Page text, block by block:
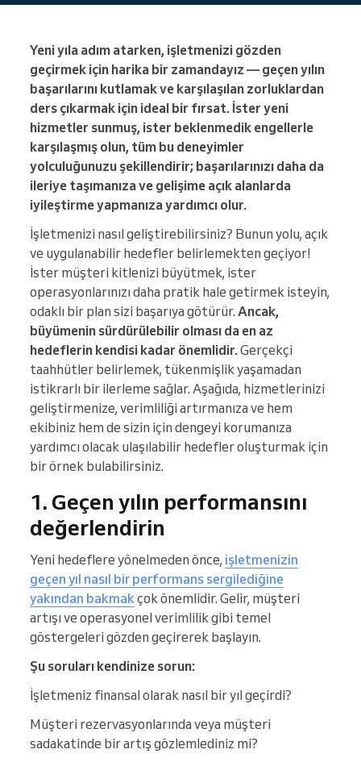
Yeni yıla adım atarken, işletmenizi gözden
geçirmek için harika bir zamandayız — geçen yılın
başarılarını kutlamak ve karşılaşılan zorluklardan
ders çıkarmak için ideal bir fırsat. İster yeni
hizmetler sunmuş, ister beklenmedik engellerle
karşılaşmış olun, tüm bu deneyimler
yolculuğunuzu şekillendirir; başarılarınızı daha da
ileriye taşımanıza ve gelişime açık alanlarda
iyileştirme yapmanıza yardımcı olur.
İşletmenizi nasıl geliştirebilirsiniz? Bunun yolu, açık
ve uygulanabilir hedefler belirlemekten geçiyor!
İster müşteri kitlenizi büyütmek, ister
operasyonlarınızı daha pratik hale getirmek isteyin,
odaklı bir plan sizi başarıya götürür. Ancak,
büyümenin sürdürülebilir olması da en az
hedeflerin kendisi kadar önemlidir.Gerçekçi
taahhütler belirlemek, tükenmişlik yaşamadan
istikrarlı bir ilerleme sağlar. Aşağıda, hizmetlerinizi
geliştirmenize, verimliliği artırmanıza ve hem
ekibiniz hem de sizin için dengeyi korumanıza
yardımcı olacak ulaşılabilir hedefler oluşturmak için
bir örnek bulabilirsiniz.
1. Geçen yılın performansını
değerlendirin
Yeni hedeflere yönelmeden önce, işletmenizin
geçen yıl nasıl bir performans sergilediğine
yakından bakmakçok önemlidir. Gelir, müşteri
artışı ve operasyonel verimlilik gibi temel
göstergeleri gözden geçirerek başlayın.
Şu soruları kendinize sorun:
İşletmeniz finansal olarak nasıl bir yıl geçirdi?
Müşteri rezervasyonlarında veya müşteri
sadakatinde bir artış gözlemlediniz mi?